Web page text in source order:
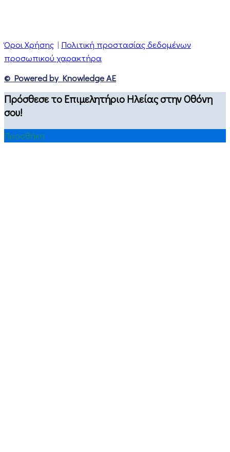
Όροι Χρήσης | Πολιτική προστασίας δεδομένων
προσωπικού χαρακτήρα
© Powered by Knowledge AE
Πρόσθεσε το Επιμελητήριο Ηλείας στην Οθόνη
σου!
Προσθήκη